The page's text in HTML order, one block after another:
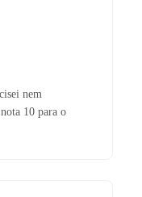
nem
10 para o